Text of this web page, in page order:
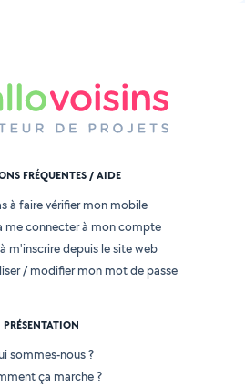
FRÉQUENTES / AIDE
à faire vérifier mon mobile
me connecter à mon compte
m'inscrire depuis le site web
/ modifier mon mot de passe
PRÉSENTATION
sommes-nous ?
ça marche ?